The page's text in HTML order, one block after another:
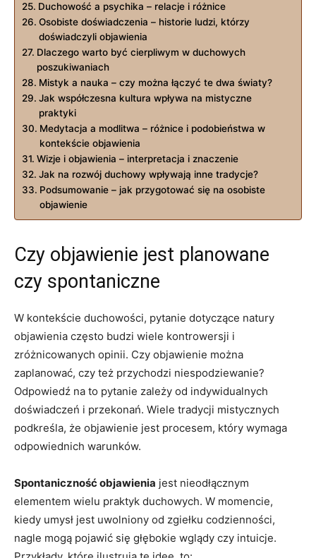
Duchowość a psychika – relacje i różnice
Osobiste doświadczenia – historie ludzi, którzy
doświadczyli objawienia
Dlaczego warto być cierpliwym w duchowych
poszukiwaniach
Mistyk a nauka – czy można łączyć te dwa światy?
Jak współczesna kultura wpływa na mistyczne
praktyki
Medytacja a modlitwa – różnice i podobieństwa w
kontekście objawienia
Wizje i objawienia – interpretacja i znaczenie
Jak na rozwój duchowy wpływają inne tradycje?
Podsumowanie – jak przygotować się na osobiste
objawienie
Czy objawienie jest planowane
czy spontaniczne
W kontekście duchowości, pytanie dotyczące natury
objawienia często budzi wiele kontrowersji i
zróżnicowanych opinii. Czy objawienie można
zaplanować, czy też przychodzi niespodziewanie?
Odpowiedź na to pytanie zależy od indywidualnych
doświadczeń i przekonań. Wiele tradycji mistycznych
podkreśla, że objawienie jest procesem, który wymaga
odpowiednich warunków.
Spontaniczność objawienia jest nieodłącznym
elementem wielu praktyk duchowych. W momencie,
kiedy umysł jest uwolniony od zgiełku codzienności,
nagle mogą pojawić się głębokie wglądy czy intuicje.